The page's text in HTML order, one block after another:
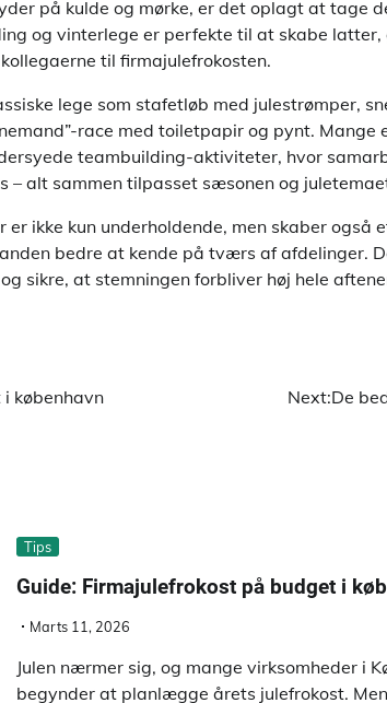
på kulde og mørke, er det oplagt at tage
og vinterlege er perfekte til at skabe
til firmajulefrokosten.
lege som stafetløb med julestrømper,
race med toiletpapir og pynt. Mange
teambuilding-aktiviteter, hvor
– alt sammen tilpasset sæsonen og
er ikke kun underholdende, men skaber også
bedre at kende på tværs af afdelinger.
sikre, at stemningen forbliver høj hele
københavn Next:De
Tips
Guide: Firmajulefrokost på budget i
Marts 11, 2026
Julen nærmer sig, og mange virksomheder i
begynder at planlægge årets julefrokost.